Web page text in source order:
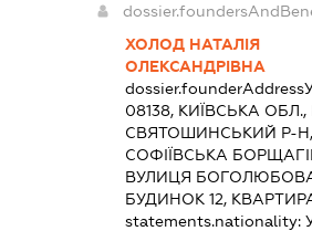
ХОЛОД НАТАЛІЯ
ОЛЕКСАНДРІВНА
dossier.founderAddress
08138, КИЇВСЬКА
СВЯТОШИНСЬКИЙ Р-
СОФІЇВСЬКА
ВУЛИЦЯ
БУДИНОК 12,
statements.nationality: